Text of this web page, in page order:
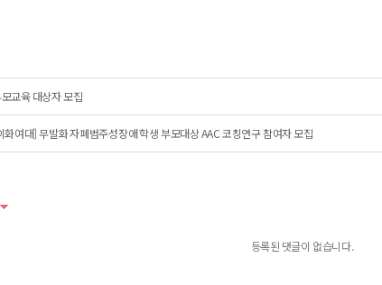
교육 대상자 모집
화여대] 무발화 자폐범주성장애 학생 부모대상 AAC 코칭연구 참여자 모집
등록된 댓글이 없습니다.